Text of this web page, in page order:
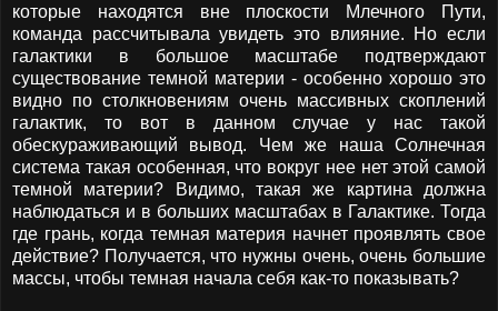
которые находятся вне плоскости Млечного Пути,
команда рассчитывала увидеть это влияние. Но если
галактики в большое масштабе подтверждают
существование темной материи - особенно хорошо это
видно по столкновениям очень массивных скоплений
галактик, то вот в данном случае у нас такой
обескураживающий вывод. Чем же наша Солнечная
система такая особенная, что вокруг нее нет этой самой
темной материи? Видимо, такая же картина должна
наблюдаться и в больших масштабах в Галактике. Тогда
где грань, когда темная материя начнет проявлять свое
действие? Получается, что нужны очень, очень большие
массы, чтобы темная начала себя как-то показывать?